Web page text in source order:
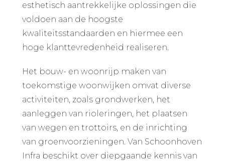
esthetisch aantrekkelijke oplossingen die
voldoen aan de hoogste
kwaliteitsstandaarden en hiermee een
hoge klanttevredenheid realiseren.
Het bouw- en woonrijp maken van
toekomstige woonwijken omvat diverse
activiteiten, zoals grondwerken, het
aanleggen van rioleringen, het plaatsen
van wegen en trottoirs, en de inrichting
van groenvoorzieningen. Van Schoonhoven
Infra beschikt over diepgaande kennis van